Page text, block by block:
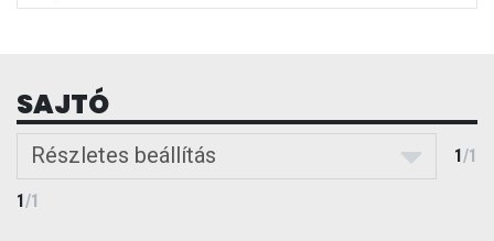
SAJTÓ
Részletes beállítás 1/1
1/1